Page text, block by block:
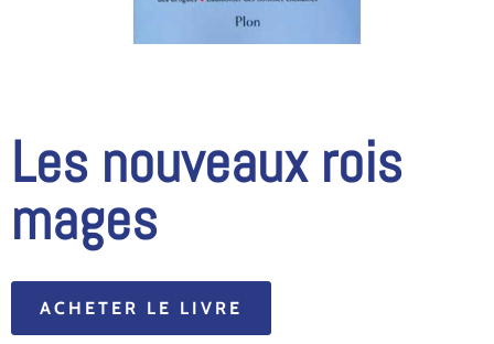
Les nouveaux rois
mages
ACHETER LE LIVRE